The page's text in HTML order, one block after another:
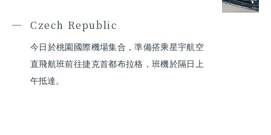
Czech Republic
今日於桃園國際機場集合，準備搭乘星宇航空
直飛航班前往捷克首都布拉格，班機於隔日上
午抵達。